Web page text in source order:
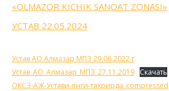
«OLMAZOR KICHIK SANOAT ZONASI»
УСТАВ 22.05.2024
Устав АО Алмазар МПЗ 29.06.2022 г
Устав_АО_Алмазар_МПЗ_27.11.2019 Скачать
ОКСЗ-АЖ-Устави-янги-тахрирда_compressed